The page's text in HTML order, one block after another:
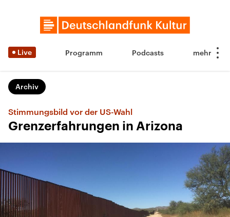
Live Programm Podcasts
Archiv
Stimmungsbild vor der US-Wahl
Grenzerfahrungen in Arizona